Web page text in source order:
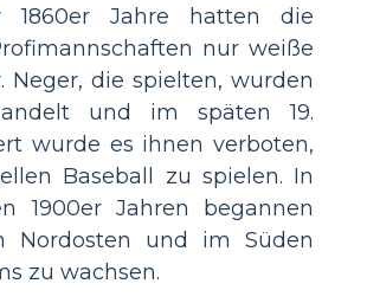
1860er Jahre hatten die
nur weiße
Neger, die spielten, wurden
und im späten 19.
wurde es ihnen verboten,
Baseball zu spielen. In
1900er Jahren begannen
Nordosten und im Süden
zu wachsen.